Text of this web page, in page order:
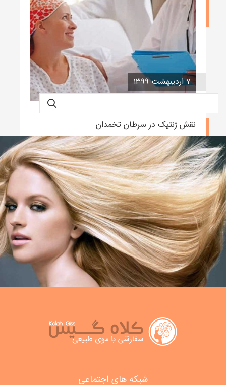
نوشته admin
۷ اردیبهشت ۱۳۹۹
نقش ژنتیک در سرطان تخمدان
نوشته admin
شبکه های اجتماعی